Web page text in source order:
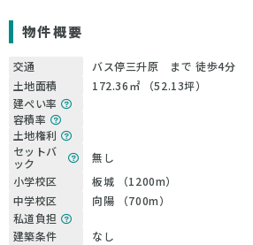
物件概要
交通
バス停三升原 まで 徒歩4分
土地面積
172.36㎡ （52.13坪）
建ぺい率
容積率
土地権利
セットバ
ック
無し
小学校区
板城 （1200m）
中学校区
向陽 （700m）
私道負担
建築条件
なし